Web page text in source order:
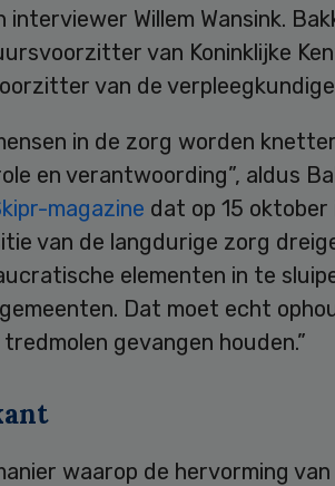
interviewer Willem Wansink.
van Koninklijke
van de
in de zorg worden
en verantwoording”, aldus
magazine dat op 15 oktober
van de langdurige zorg
elementen in te
Dat moet echt
tredmolen gevangen houden.”
waarop de hervorming